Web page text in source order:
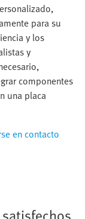
para su
y los
y
componentes
una placa
en contacto